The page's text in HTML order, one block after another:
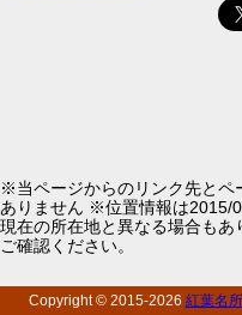
※当ページからのリンク先とペ
ありません ※位置情報は2015/
現在の所在地と異なる場合も
ご確認ください。
Copyright © 2015-2026 紅葉名